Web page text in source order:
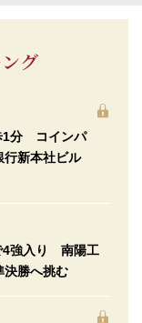
グ
1分 コインパ
新本社ビル
4強入り 南陽工
勝へ挑む